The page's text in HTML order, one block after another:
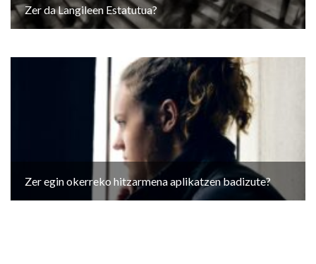
Zer da Langileen Estatutua?
Zer egin okerreko hitzarmena aplikatzen badizute?